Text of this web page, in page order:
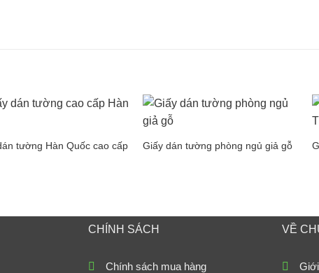
tường Hàn Quốc cao cấp
Giấy dán tường phòng ngủ giả gỗ
CHÍNH SÁCH
Chính sách mua hàng
VỀ